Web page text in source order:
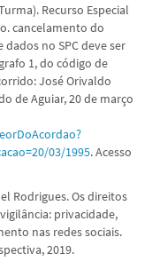
Recurso Especial
cancelamento do
no SPC deve ser
1, do código de
José Orivaldo
de Aguiar, 20 de março
03/1995. Acesso
Rodrigues. Os direitos
privacidade,
nas redes sociais.
2019.